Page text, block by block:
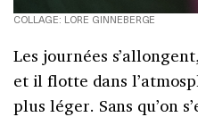
COLLAGE: LORE GINNEBERGE
Les journées
et il flotte dans
plus léger. Sans qu’on